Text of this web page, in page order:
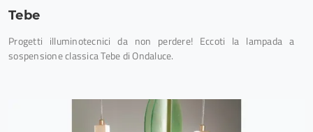
Tebe
Progetti illuminotecnici da non perdere! Eccoti la lampada a
sospensione classica Tebe di Ondaluce.